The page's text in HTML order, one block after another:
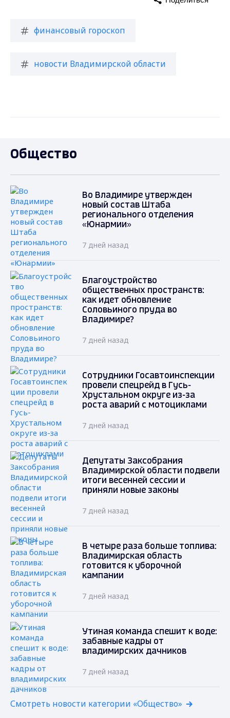
финансовый гороскоп
новости Владимирской области
Общество
Во Владимире утвержден
новый состав Штаба
регионального отделения
«Юнармии»
7 дней назад
Благоустройство
общественных пространств:
как идет обновление
Соловьиного пруда во
Владимире?
7 дней назад
Сотрудники Госавтоинспекции
провели спецрейд в Гусь-
Хрустальном округе из-за
роста аварий с мотоциклами
7 дней назад
Депутаты Заксобрания
Владимирской области подвели
итоги весенней сессии и
приняли новые законы
7 дней назад
В четыре раза больше топлива:
Владимирская область
готовится к уборочной
кампании
7 дней назад
Утиная команда спешит к воде:
забавные кадры от
владимирских дачников
7 дней назад
Смотреть новости категории «Общество»